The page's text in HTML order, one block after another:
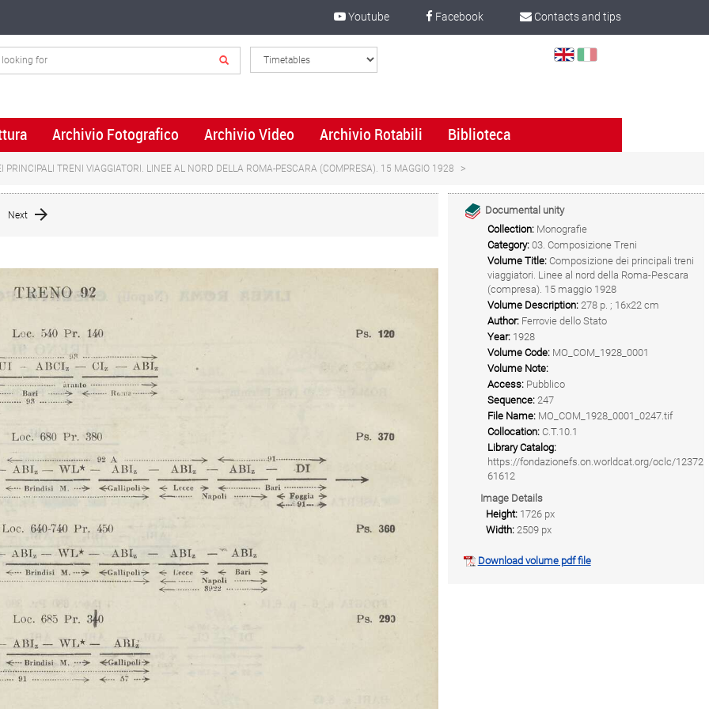
Contacts and tips
Facebook
Youtube
Select
Archivio Fotografico Archivio Video Archivio Rotabili Biblioteca
PRINCIPALI TRENI VIAGGIATORI. LINEE AL NORD DELLA ROMA-PESCARA (COMPRESA). 15 MAGGIO 1928
Next
Documental unity
Collection: Monografie
Category: 03. Composizione Treni
Volume Title: Composizione dei principali treni
viaggiatori. Linee al nord della Roma-Pescara
(compresa). 15 maggio 1928
Volume Description: 278 p. ; 16x22 cm
Author: Ferrovie dello Stato
Year: 1928
Volume Code: MO_COM_1928_0001
Volume Note:
Access: Pubblico
Sequence: 247
File Name: MO_COM_1928_0001_0247.tif
Collocation: C.T.10.1
Library Catalog:
https://fondazionefs.on.worldcat.org/oclc/12372
61612
Image Details
Height: 1726 px
Width: 2509 px
Download volume pdf file